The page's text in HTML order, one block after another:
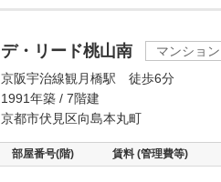
デ・リード桃山南
マンション
京阪宇治線観月橋駅 徒歩6分
1991年築 / 7階建
京都市伏見区向島本丸町
部屋番号(階) 賃料 (管理費等)